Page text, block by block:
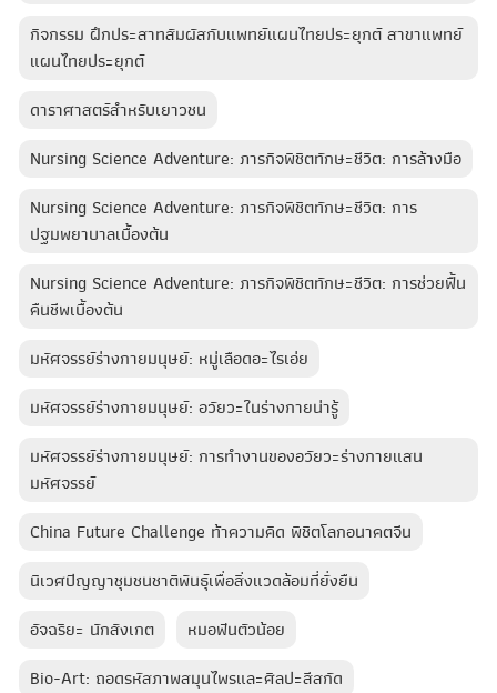
กิจกรรม ฝึกประสาทสัมผัสกับแพทย์แผนไทยประยุกต์ สาขาแพทย์
แผนไทยประยุกต์
ดาราศาสตร์สำหรับเยาวชน
Nursing Science Adventure: ภารกิจพิชิตทักษะชีวิต: การล้างมือ
Nursing Science Adventure: ภารกิจพิชิตทักษะชีวิต: การ
ปฐมพยาบาลเบื้องต้น
Nursing Science Adventure: ภารกิจพิชิตทักษะชีวิต: การช่วยฟื้น
คืนชีพเบื้องต้น
มหัศจรรย์ร่างกายมนุษย์: หมู่เลือดอะไรเอ่ย
มหัศจรรย์ร่างกายมนุษย์: อวัยวะในร่างกายน่ารู้
มหัศจรรย์ร่างกายมนุษย์: การทำงานของอวัยวะร่างกายแสน
มหัศจรรย์
China Future Challenge ท้าความคิด พิชิตโลกอนาคตจีน
นิเวศปัญญาชุมชนชาติพันธุ์เพื่อสิ่งแวดล้อมที่ยั่งยืน
อัจฉริยะ นักสังเกต
หมอฟันตัวน้อย
Bio-Art: ถอดรหัสภาพสมุนไพรและศิลปะสีสกัด